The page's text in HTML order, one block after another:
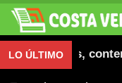
LO ÚLTIMO
aceras,